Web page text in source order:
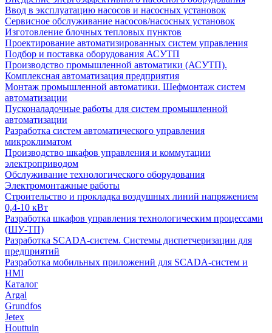
Ввод в эксплуатацию насосов и насосных установок
Сервисное обслуживание насосов/насосных установок
Изготовление блочных тепловых пунктов
Проектирование автоматизированных систем управления
Подбор и поставка оборудования АСУТП
Производство промышленной автоматики (АСУТП).
Комплексная автоматизация предприятия
Монтаж промышленной автоматики. Шефмонтаж систем
автоматизации
Пусконаладочные работы для систем промышленной
автоматизации
Разработка систем автоматического управления
микроклиматом
Производство шкафов управления и коммутации
электроприводом
Обслуживание технологического оборудования
Электромонтажные работы
Строительство и прокладка воздушных линий напряжением
0,4-10 кВт
Разработка шкафов управления технологическим процессами
(ШУ-ТП)
Разработка SCADA-систем. Системы диспетчеризации для
предприятий
Разработка мобильных приложений для SCADA-систем и
HMI
Каталог
Argal
Grundfos
Jetex
Houttuin